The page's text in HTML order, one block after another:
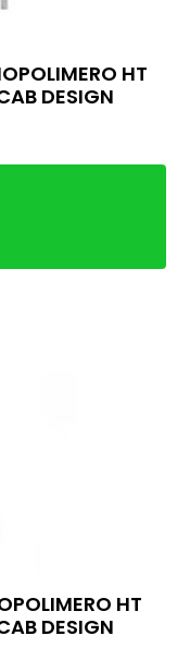
HT
DESIGN
HT
DESIGN